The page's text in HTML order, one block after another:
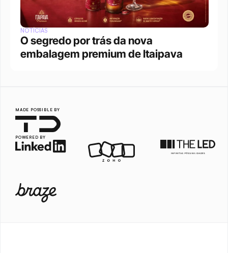
NOTÍCIAS
O segredo por trás da nova
embalagem premium de Itaipava
MADE POSSIBLE BY
POWERED BY